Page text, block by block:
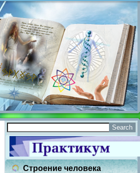
Строение человека